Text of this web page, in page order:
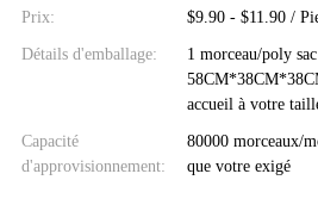
Prix: $9.90 - $11.90 /
Détails d'emballage:
1 morceau/poly
accueil à votre
Capacité
d'approvisionnement:
80000 morceaux/
que votre exigé